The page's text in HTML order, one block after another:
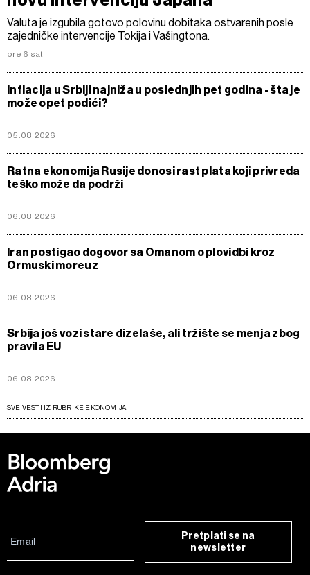
Valuta je izgubila gotovo polovinu dobitaka ostvarenih posle
zajedničke intervencije Tokija i Vašingtona.
pre 6 sati
Inflacija u Srbiji najniža u poslednjih pet godina - šta je
može opet podići?
05.08.2026
Ratna ekonomija Rusije donosi rast plata koji privreda
teško može da podrži
06.08.2026
Iran postigao dogovor sa Omanom o plovidbi kroz
Ormuski moreuz
06.08.2026
Srbija još vozi stare dizelaše, ali tržište se menja zbog
pravila EU
06.08.2026
SVE VESTI IZ RUBRIKE EKONOMIJA
Pretplati se na
newsletter